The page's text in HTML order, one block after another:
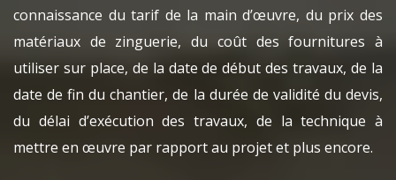
connaissance du tarif de la main d’œuvre, du prix des
matériaux de zinguerie, du coût des fournitures à
utiliser sur place, de la date de début des travaux, de la
date de fin du chantier, de la durée de validité du devis,
du délai d’exécution des travaux, de la technique à
mettre en œuvre par rapport au projet et plus encore.